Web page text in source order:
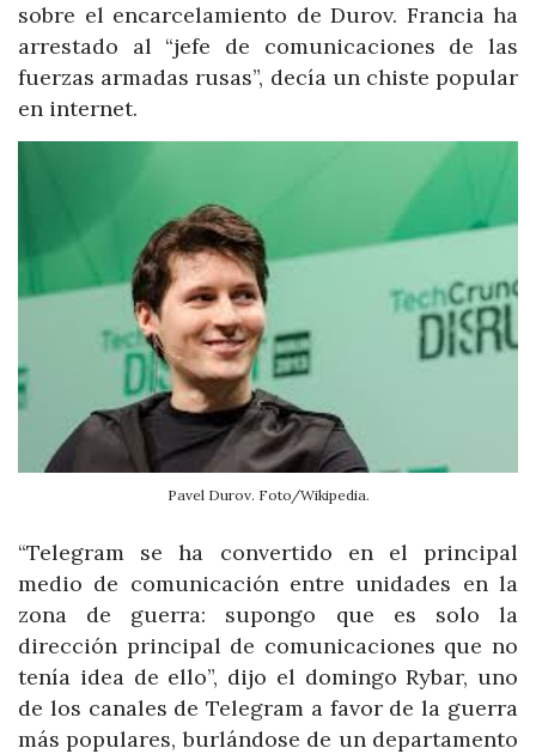
sobre el encarcelamiento de Durov. Francia ha
arrestado al “jefe de comunicaciones de las
fuerzas armadas rusas”, decía un chiste popular
en internet.
Pavel Durov. Foto/Wikipedia.
“Telegram se ha convertido en el principal
medio de comunicación entre unidades en la
zona de guerra: supongo que es solo la
dirección principal de comunicaciones que no
tenía idea de ello”, dijo el domingo Rybar, uno
de los canales de Telegram a favor de la guerra
más populares, burlándose de un departamento